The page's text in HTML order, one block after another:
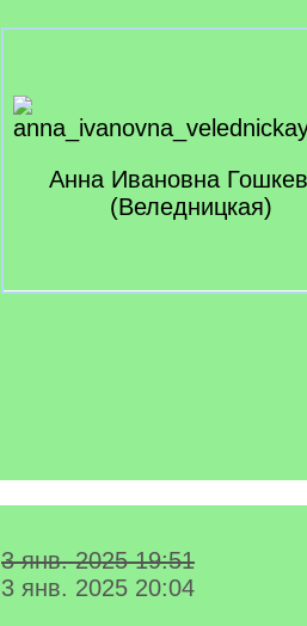
Анна Ивановна
(Веледницкая)
3 янв. 2025 19:51
3 янв. 2025 20:04